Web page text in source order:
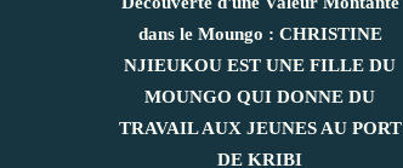
dans le Moungo : CHRISTINE
NJIEUKOU EST UNE FILLE DU
MOUNGO QUI DONNE DU
TRAVAIL AUX JEUNES AU PORT
DE KRIBI